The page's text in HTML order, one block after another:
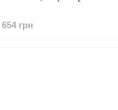
654 грн